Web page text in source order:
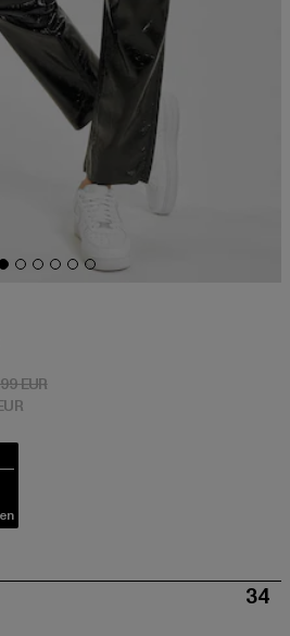
EUR
EURAktionspreis: 49,99 EUR
34